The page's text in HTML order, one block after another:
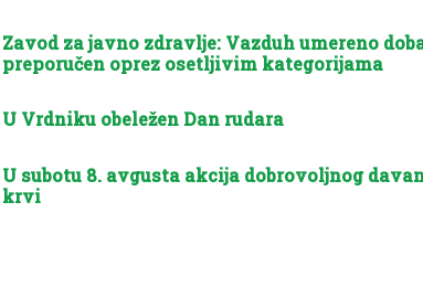
Zavod za javno zdravlje: Vazduh umereno
preporučen oprez osetljivim kategorijama
U Vrdniku obeležen Dan rudara
U subotu 8. avgusta akcija dobrovoljnog
krvi